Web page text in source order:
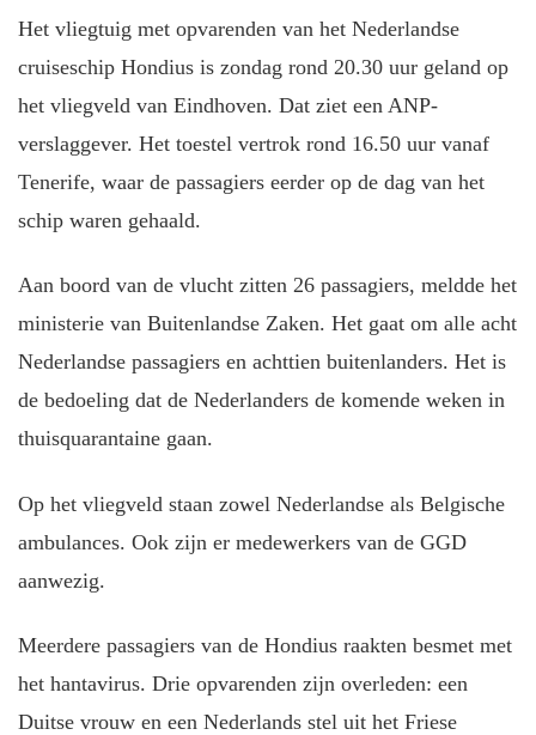
Het vliegtuig met opvarenden van het Nederlandse
cruiseschip Hondius is zondag rond 20.30 uur geland op
het vliegveld van Eindhoven. Dat ziet een ANP-
verslaggever. Het toestel vertrok rond 16.50 uur vanaf
Tenerife, waar de passagiers eerder op de dag van het
schip waren gehaald.
Aan boord van de vlucht zitten 26 passagiers, meldde het
ministerie van Buitenlandse Zaken. Het gaat om alle acht
Nederlandse passagiers en achttien buitenlanders. Het is
de bedoeling dat de Nederlanders de komende weken in
thuisquarantaine gaan.
Op het vliegveld staan zowel Nederlandse als Belgische
ambulances. Ook zijn er medewerkers van de GGD
aanwezig.
Meerdere passagiers van de Hondius raakten besmet met
het hantavirus. Drie opvarenden zijn overleden: een
Duitse vrouw en een Nederlands stel uit het Friese